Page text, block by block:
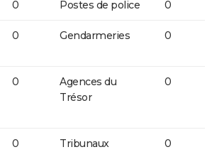
0 Postes de police 0
0 Gendarmeries 0
0
Agences du
Trésor
0
0 Tribunaux 0